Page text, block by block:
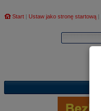
Start | Ustaw jako stronę startową |